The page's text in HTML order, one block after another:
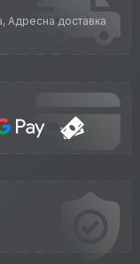
Адресна доставка